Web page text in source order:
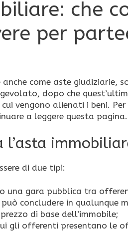
che
per
come aste giudiziarie,
dopo che
vengono alienati i beni.
a leggere questa pagina.
l’asta
di due tipi:
una gara pubblica tra
concludere in qualunque
di base dell’immobile;
gli offerenti presentano le